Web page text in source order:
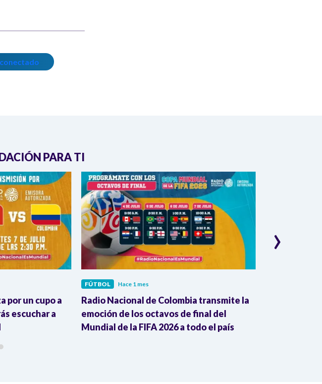
PARA TI
por un cupo a
escuchar a
FÚTBOL Hace 1 mes
Radio Nacional de Colombia transmite la
emoción de los octavos de final del
Mundial de la FIFA 2026 a todo el país
›